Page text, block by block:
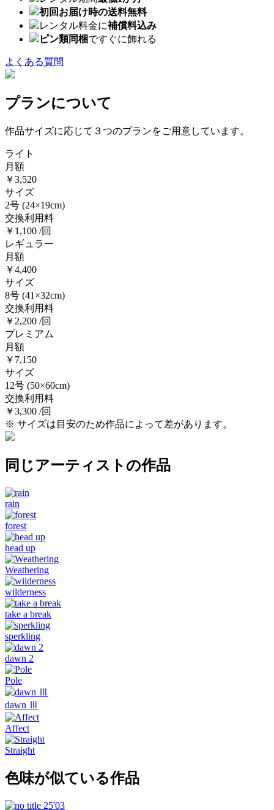
初回お届け時の送料無料
レンタル料金に補償料込み
ピン類同梱ですぐに飾れる
よくある質問
プランについて
作品サイズに応じて３つのプランをご用意しています。
ライト
月額
￥3,520
サイズ
2号 (24×19cm)
交換利用料
￥1,100 /回
レギュラー
月額
￥4,400
サイズ
8号 (41×32cm)
交換利用料
￥2,200 /回
プレミアム
月額
￥7,150
サイズ
12号 (50×60cm)
交換利用料
￥3,300 /回
※ サイズは目安のため作品によって差があります。
同じアーティストの作品
rain
forest
head up
Weathering
wilderness
take a break
sperkling
dawn 2
Pole
dawn Ⅲ
Affect
Straight
色味が似ている作品